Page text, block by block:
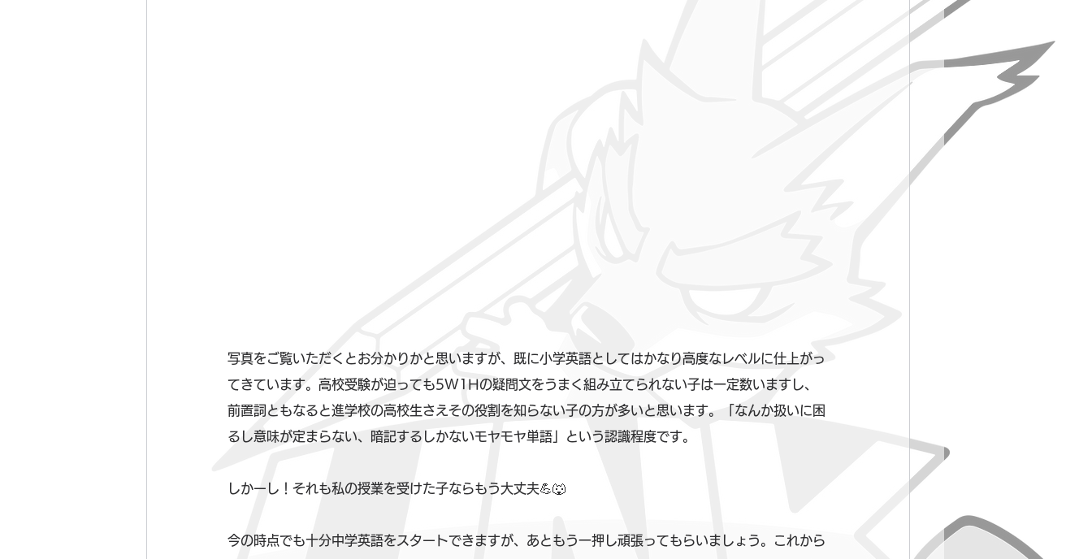
写真をご覧いただくとお分かりかと思いますが、既に小学英語としてはかなり高度なレベルに仕上がっ
てきています。高校受験が迫っても5W1Hの疑問文をうまく組み立てられない子は一定数いますし、
前置詞ともなると進学校の高校生さえその役割を知らない子の方が多いと思います。「なんか扱いに困
るし意味が定まらない、暗記するしかないモヤモヤ単語」という認識程度です。
しかーし！それも私の授業を受けた子ならもう大丈夫💪🐺
今の時点でも十分中学英語をスタートできますが、あともう一押し頑張ってもらいましょう。これから